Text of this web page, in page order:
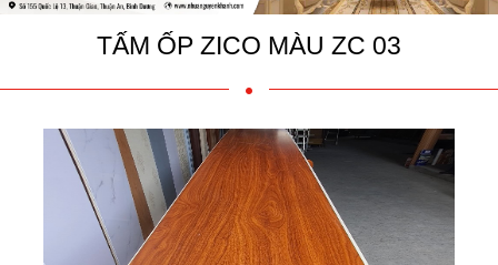
TẤM ỐP ZICO MÀU ZC 03